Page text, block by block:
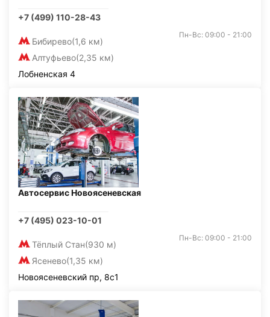
+7 (499) 110-28-43
Бибирево(1,6 км)
Алтуфьево(2,35 км)
Пн-Вс: 09:00 - 21:00
Лобненская 4
Автосервис Новоясеневская
+7 (495) 023-10-01
Тёплый Стан(930 м)
Ясенево(1,35 км)
Пн-Вс: 09:00 - 21:00
Новоясеневский пр, 8с1